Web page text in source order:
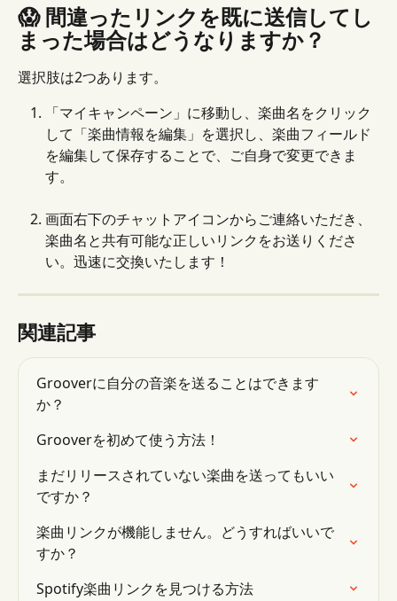
😱 間違ったリンクを既に送信してし
まった場合はどうなりますか？
選択肢は2つあります。
「マイキャンペーン」に移動し、楽曲名をクリック
して「楽曲情報を編集」を選択し、楽曲フィールド
を編集して保存することで、ご自身で変更できま
す。
画面右下のチャットアイコンからご連絡いただき、
楽曲名と共有可能な正しいリンクをお送りくださ
い。迅速に交換いたします！
関連記事
Grooverに自分の音楽を送ることはできます
か？
Grooverを初めて使う方法！
まだリリースされていない楽曲を送ってもいい
ですか？
楽曲リンクが機能しません。どうすればいいで
すか？
Spotify楽曲リンクを見つける方法